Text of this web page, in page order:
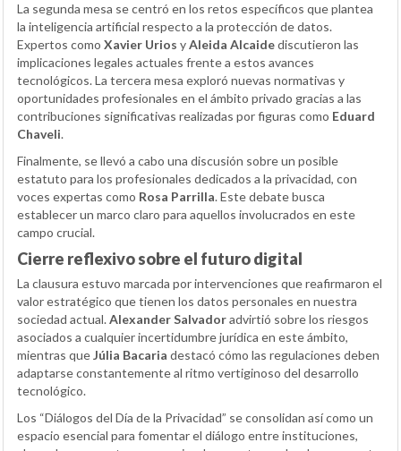
La segunda mesa se centró en los retos específicos que plantea
la inteligencia artificial respecto a la protección de datos.
Expertos como Xavier Urios yAleida Alcaidediscutieron las
implicaciones legales actuales frente a estos avances
tecnológicos. La tercera mesa exploró nuevas normativas y
oportunidades profesionales en el ámbito privado gracias a las
contribuciones significativas realizadas por figuras como Eduard
Chaveli.
Finalmente, se llevó a cabo una discusión sobre un posible
estatuto para los profesionales dedicados a la privacidad, con
voces expertas como Rosa Parrilla. Este debate busca
establecer un marco claro para aquellos involucrados en este
campo crucial.
Cierre reflexivo sobre el futuro digital
La clausura estuvo marcada por intervenciones que reafirmaron el
valor estratégico que tienen los datos personales en nuestra
sociedad actual.Alexander Salvadoradvirtió sobre los riesgos
asociados a cualquier incertidumbre jurídica en este ámbito,
mientras queJúlia Bacaria destacó cómo las regulaciones deben
adaptarse constantemente al ritmo vertiginoso del desarrollo
tecnológico.
Los “Diálogos del Día de la Privacidad” se consolidan así como un
espacio esencial para fomentar el diálogo entre instituciones,